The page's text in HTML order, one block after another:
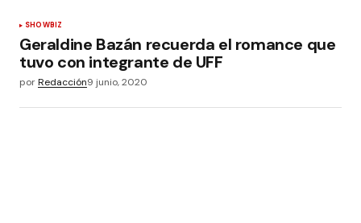
SHOWBIZ
Geraldine Bazán recuerda el romance que
tuvo con integrante de UFF
porRedacción9 junio, 2020